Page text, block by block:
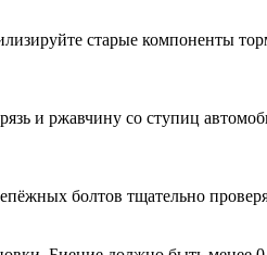
старые компоненты
и ржавчину со ступиц
болтов тщательно